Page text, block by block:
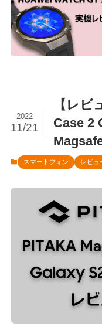
【レビ
Case 2
2022
11/21
スマートフォン レビュ